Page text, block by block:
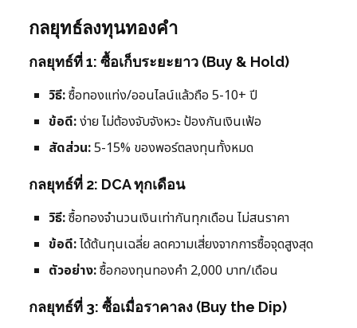
กลยุทธ์ลงทุนทองคำ
กลยุทธ์ที่ 1: ซื้อเก็บระยะยาว (Buy & Hold)
วิธี:ซื้อทองแท่ง/ออนไลน์แล้วถือ 5-10+ ปี
ข้อดี:ง่าย ไม่ต้องจับจังหวะ ป้องกันเงินเฟ้อ
สัดส่วน:5-15% ของพอร์ตลงทุนทั้งหมด
กลยุทธ์ที่ 2: DCA ทุกเดือน
วิธี:ซื้อทองจำนวนเงินเท่ากันทุกเดือน ไม่สนราคา
ข้อดี:ได้ต้นทุนเฉลี่ย ลดความเสี่ยงจากการซื้อจุดสูงสุด
ตัวอย่าง:ซื้อกองทุนทองคำ 2,000 บาท/เดือน
กลยุทธ์ที่ 3: ซื้อเมื่อราคาลง (Buy the Dip)